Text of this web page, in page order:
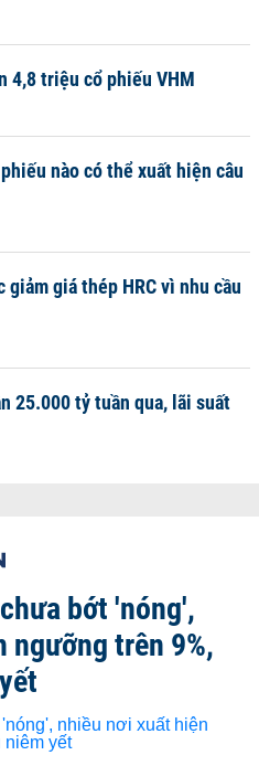
4,8 triệu cổ phiếu VHM
nào có thể xuất hiện câu
giá thép HRC vì nhu cầu
25.000 tỷ tuần qua, lãi suất
bớt 'nóng',
ngưỡng trên 9%,